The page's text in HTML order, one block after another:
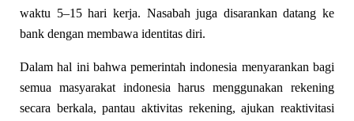
waktu 5–15 hari kerja. Nasabah juga disarankan datang ke
bank dengan membawa identitas diri.
Dalam hal ini bahwa pemerintah indonesia menyarankan bagi
semua masyarakat indonesia harus menggunakan rekening
secara berkala, pantau aktivitas rekening, ajukan reaktivitasi